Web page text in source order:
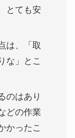
とても安
は、「取
な」とこ
のはあり
どの作業
かったこ